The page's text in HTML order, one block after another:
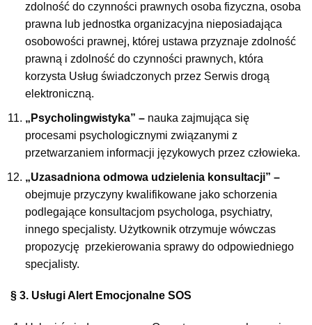
zdolność do czynności prawnych osoba fizyczna, osoba
prawna lub jednostka organizacyjna nieposiadająca
osobowości prawnej, której ustawa przyznaje zdolność
prawną i zdolność do czynności prawnych, która
korzysta Usług świadczonych przez Serwis drogą
elektroniczną.
„Psycholingwistyka” – nauka zajmująca się
procesami psychologicznymi związanymi z
przetwarzaniem informacji językowych przez człowieka.
„Uzasadniona odmowa udzielenia konsultacji” –
obejmuje przyczyny kwalifikowane jako schorzenia
podlegające konsultacjom psychologa, psychiatry,
innego specjalisty. Użytkownik otrzymuje wówczas
propozycję przekierowania sprawy do odpowiedniego
specjalisty.
§ 3. Usługi Alert Emocjonalne SOS